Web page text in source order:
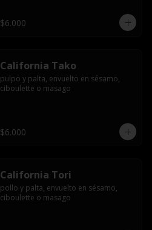
$6.000
California Tako
pulpo y palta, envuelto en sésamo,
ciboulette o masago
$6.000
California Tori
pollo y palta, envuelto en sésamo,
ciboulette o masago